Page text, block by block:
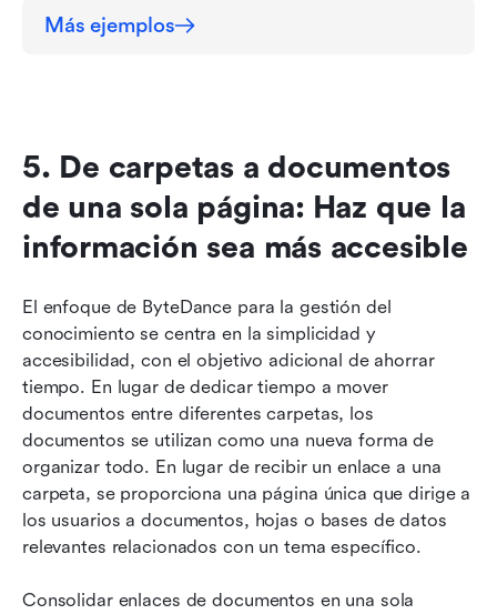
Más ejemplos
5. De carpetas a documentos
de una sola página: Haz que la
información sea más accesible
El enfoque de ByteDance para la gestión del
conocimiento se centra en la simplicidad y
accesibilidad, con el objetivo adicional de ahorrar
tiempo. En lugar de dedicar tiempo a mover
documentos entre diferentes carpetas, los
documentos se utilizan como una nueva forma de
organizar todo. En lugar de recibir un enlace a una
carpeta, se proporciona una página única que dirige a
los usuarios a documentos, hojas o bases de datos
relevantes relacionados con un tema específico.
Consolidar enlaces de documentos en una sola